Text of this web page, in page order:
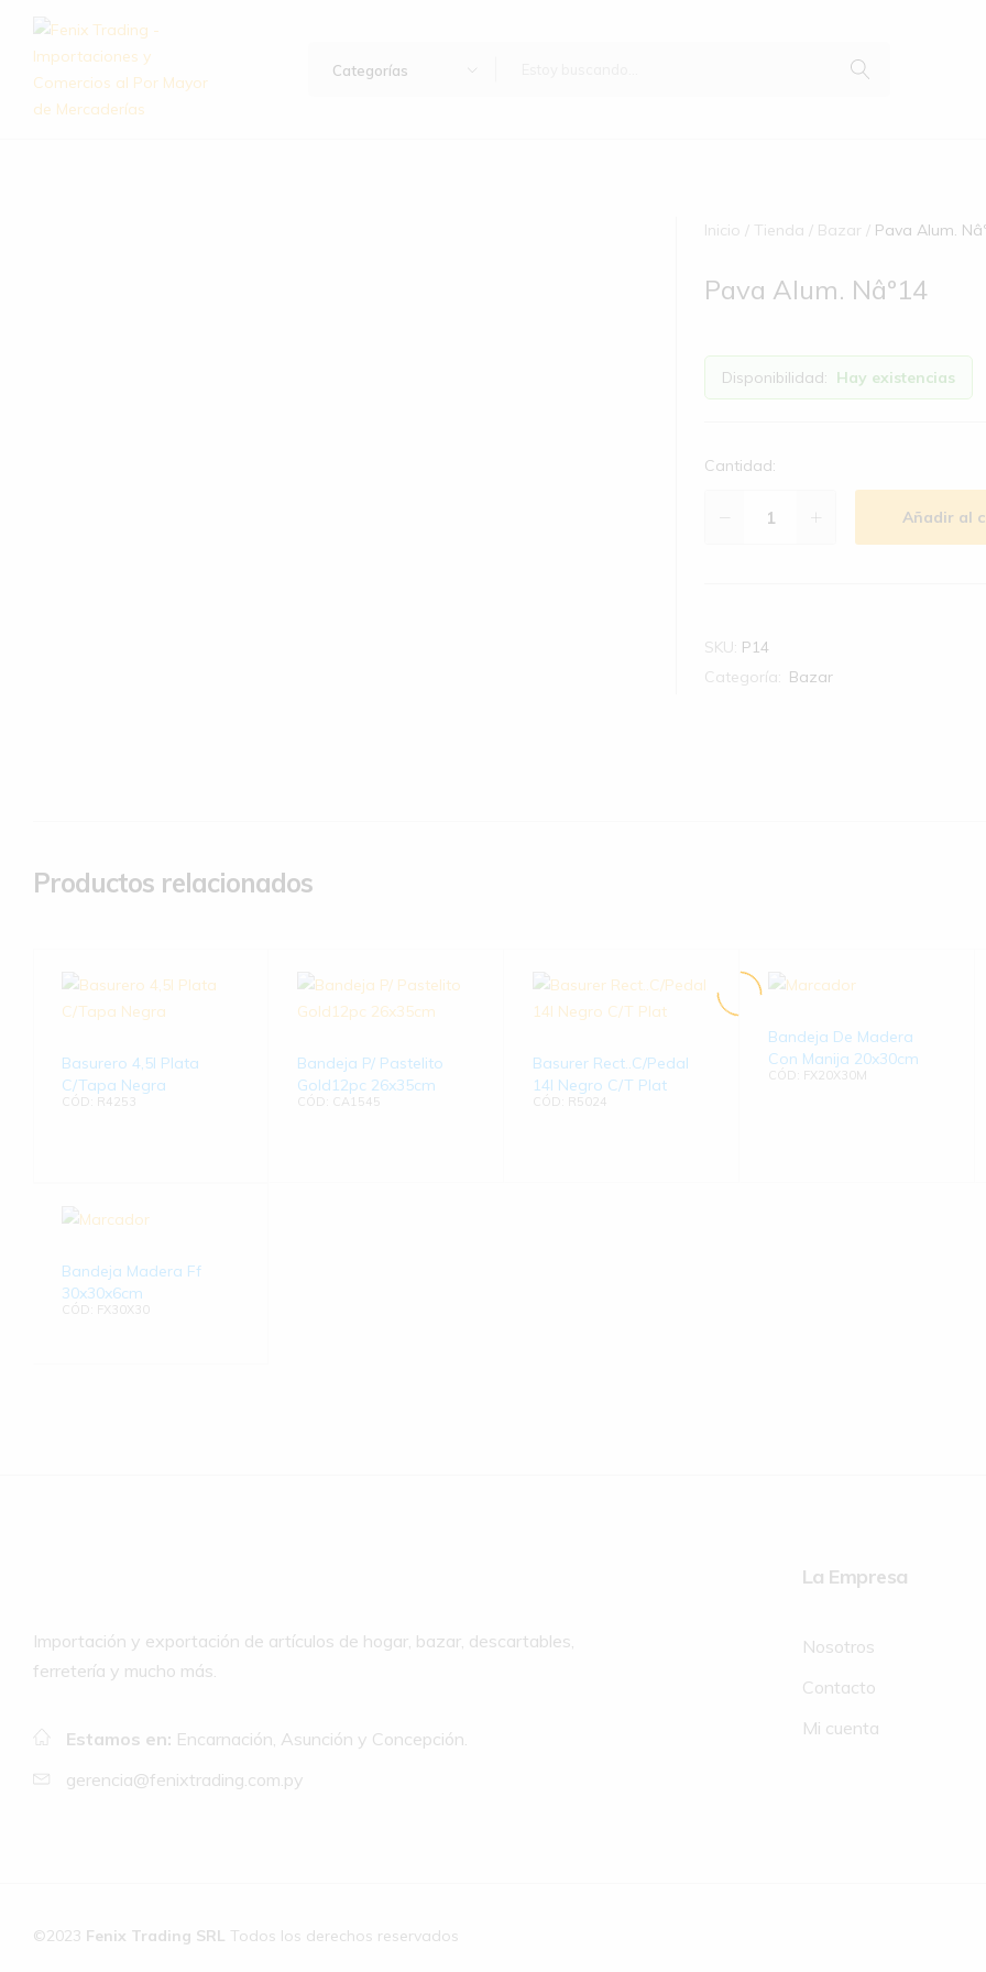
Categorías
Inicio Tienda Bazar Pava Alum.
Pava Alum. Nâº14
Disponibilidad: Hay existencias
Cantidad:
Añadir al
SKU: P14
Categoría: Bazar
Productos relacionados
Basurero 4,5l Plata
C/Tapa Negra
CÓD: R4253
Bandeja P/ Pastelito
Gold12pc 26x35cm
CÓD: CA1545
Basurer Rect..C/Pedal
14l Negro C/T Plat
CÓD: R5024
Bandeja De Madera
Con Manija 20x30cm
CÓD: FX20X30M
Bandeja Madera Ff
30x30x6cm
CÓD: FX30X30
Importación y exportación de artículos de hogar, bazar, descartables,
ferretería y mucho más.
Estamos en: Encarnación, Asunción y Concepción.
gerencia@fenixtrading.com.py
La Empresa
Nosotros
Contacto
Mi cuenta
©2023 Fenix Trading SRL Todos los derechos reservados